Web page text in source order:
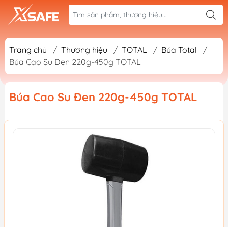
Trang chủ / Thương hiệu / TOTAL / Búa Total
/
Búa Cao Su Đen 220g-450g TOTAL
Búa Cao Su Đen 220g-450g TOTAL